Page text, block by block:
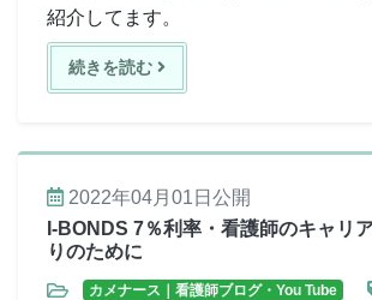
紹介してます。
続きを読む
2022年04月01日 公開
I-BONDS 7％利率・看護師のキャリ
りのために
カメナース｜看護師ブログ・You Tube